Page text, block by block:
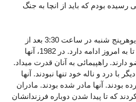
بودم که باید از انچا به جنگ
در ماه جون، مادران پلازامایوهرپنج شنبه در ساعت 3:30 بعد از
ظهر راهپیمائی میکردند که تا به امروز ادامه دارد. در 1982، آنها
که 2500 نفر عضو دارند. راهپیمائی به آنان قدرت میداد.
با درد و ناله خود تنها نبودند. آنها
بودند. آنها مادر شده بودند. مادران
که تا پیدا شدن دوباره فرزندانشان